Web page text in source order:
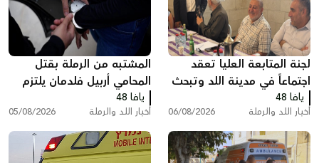
لجنة المتابعة العليا تعقد
اجتماعاً في مدينة اللد وتبحث
ملفات الجريمة والعنف
يافا 48
أخبار اللد والرملة 06/08/2026
المشتبه من الرملة بقتل
المحامي أربيل فلدمان يلتزم
الصمت في التحقيق ويقول:
"أنا مريض نفسيًا"
يافا 48
أخبار اللد والرملة 05/08/2026